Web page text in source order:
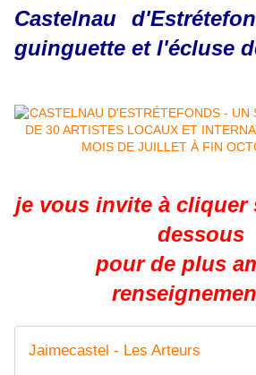
Castelnau
guinguette et l'écluse
je vous invite à cliquer
dessous
pour de plus
Jaimecastel - Les Arteurs